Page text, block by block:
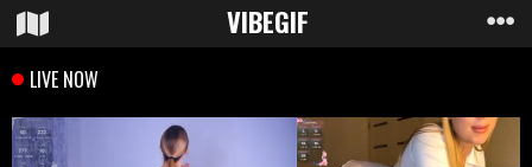
VIBEGIF